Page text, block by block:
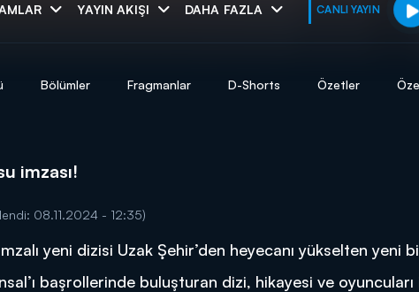
YAYIN AKIŞI DAHA FAZLA CANLI YAYIN
muhteşem ikili
SONUÇLAR
Bölümler Fragmanlar D-Shorts Özetler
imzası!
08.11.2024 - 12:35)
yeni dizisi Uzak Şehir’den heyecanı yükselten yeni
başrollerinde buluşturan dizi, hikayesi ve